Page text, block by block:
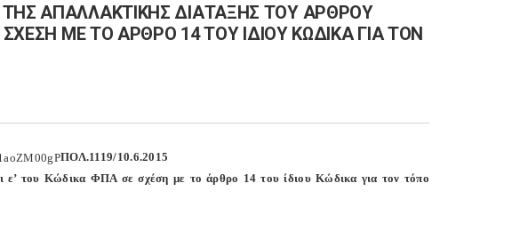
ΑΠΑΛΛΑΚΤΙΚΗΣ ΔΙΑΤΑΞΗΣ ΤΟΥ ΑΡΘΡΟΥ
ΣΧΕΣΗ ΜΕ ΤΟ ΑΡΘΡΟ 14 ΤΟΥ ΙΔΙΟΥ ΚΩΔΙΚΑ ΓΙΑ ΤΟΝ
ΠΟΛ.1119/10.6.2015
ε’ του Κώδικα ΦΠΑ σε σχέση με το άρθρο 14 του ίδιου Κώδικα για τον τόπο